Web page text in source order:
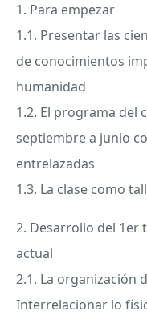
1. Para empezar
1.1. Presentar las
de conocimientos
humanidad
1.2. El programa del
septiembre a junio
entrelazadas
1.3. La clase como
2. Desarrollo del 1er
actual
2.1. La organización
Interrelacionar lo